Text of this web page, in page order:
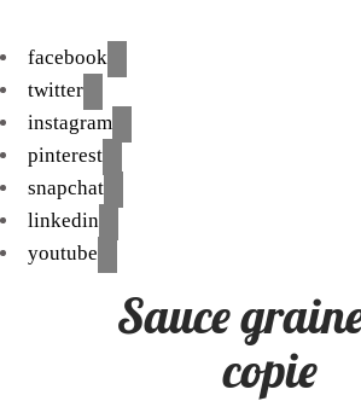
facebook
twitter
instagram
pinterest
snapchat
linkedin
youtube
Sauce
copie